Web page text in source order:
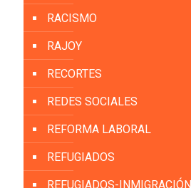
RACISMO
RAJOY
RECORTES
REDES SOCIALES
REFORMA LABORAL
REFUGIADOS
REFUGIADOS-INMIGRACIÓN